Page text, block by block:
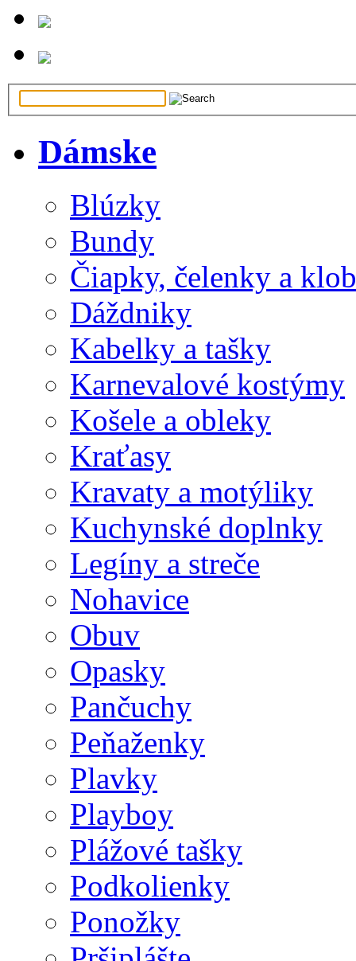
Dámske
Blúzky
Bundy
Čiapky, čelenky a
Dáždniky
Kabelky a tašky
Karnevalové kostýmy
Košele a obleky
Kraťasy
Kravaty a motýliky
Kuchynské doplnky
Legíny a streče
Nohavice
Obuv
Opasky
Pančuchy
Peňaženky
Plavky
Playboy
Plážové tašky
Podkolienky
Ponožky